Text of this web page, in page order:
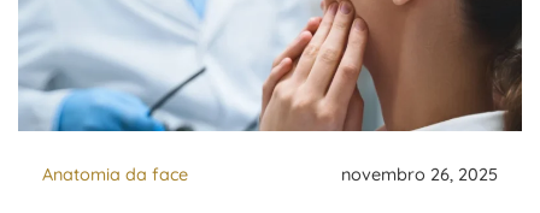
Anatomia da face novembro 26, 2025